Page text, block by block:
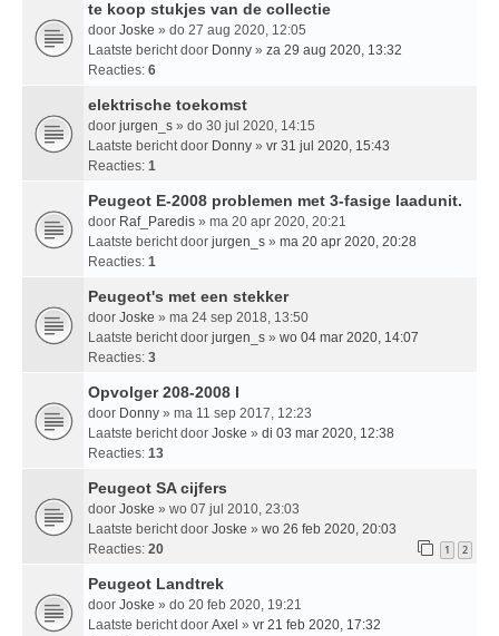
te koop stukjes van de collectie
door Joske » do 27 aug 2020, 12:05
Laatste bericht door Donny » za 29 aug 2020, 13:32
Reacties: 6
elektrische toekomst
door jurgen_s » do 30 jul 2020, 14:15
Laatste bericht door Donny » vr 31 jul 2020, 15:43
Reacties: 1
Peugeot E-2008 problemen met 3-fasige laadunit.
door Raf_Paredis » ma 20 apr 2020, 20:21
Laatste bericht door jurgen_s » ma 20 apr 2020, 20:28
Reacties: 1
Peugeot's met een stekker
door Joske » ma 24 sep 2018, 13:50
Laatste bericht door jurgen_s » wo 04 mar 2020, 14:07
Reacties: 3
Opvolger 208-2008 I
door Donny » ma 11 sep 2017, 12:23
Laatste bericht door Joske » di 03 mar 2020, 12:38
Reacties: 13
Peugeot SA cijfers
door Joske » wo 07 jul 2010, 23:03
Laatste bericht door Joske » wo 26 feb 2020, 20:03
Reacties: 20 1 2
Peugeot Landtrek
door Joske » do 20 feb 2020, 19:21
Laatste bericht door Axel » vr 21 feb 2020, 17:32